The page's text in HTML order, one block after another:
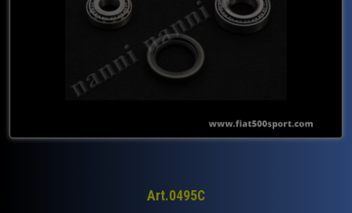
Art.0495C